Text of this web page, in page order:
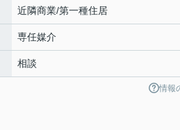
近隣商業/第一種住居
専任媒介
相談
情報